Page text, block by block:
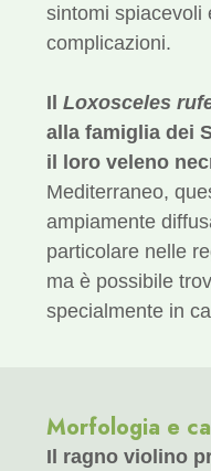
sintomi spiacevoli
complicazioni.
Il Loxosceles
alla famiglia dei
il loro veleno
Mediterraneo,
ampiamente
particolare nelle
ma è possibile
specialmente in
Morfologia e
Il ragno violino